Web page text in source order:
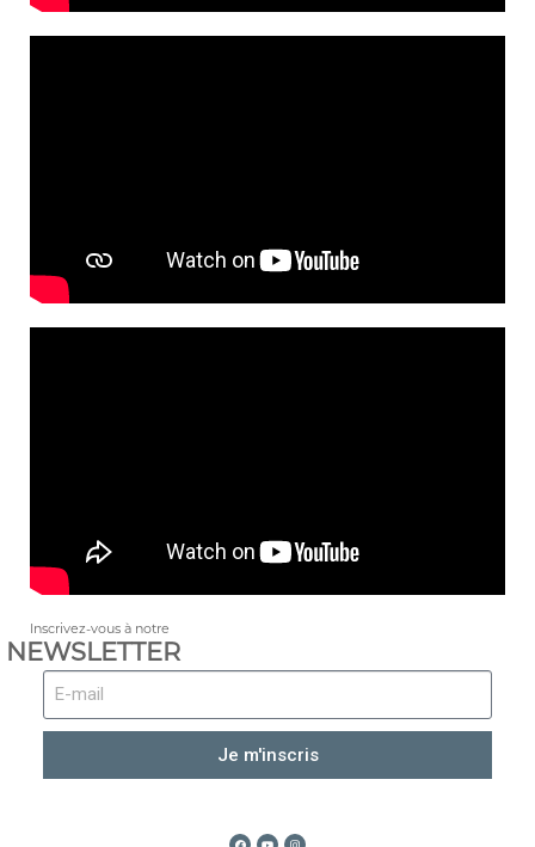
Inscrivez-vous à notre
NEWSLETTER
Je m'inscris